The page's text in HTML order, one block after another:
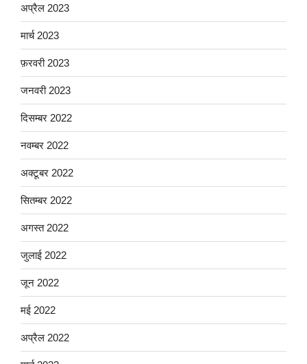
अप्रैल 2023
मार्च 2023
फ़रवरी 2023
जनवरी 2023
दिसम्बर 2022
नवम्बर 2022
अक्टूबर 2022
सितम्बर 2022
अगस्त 2022
जुलाई 2022
जून 2022
मई 2022
अप्रैल 2022